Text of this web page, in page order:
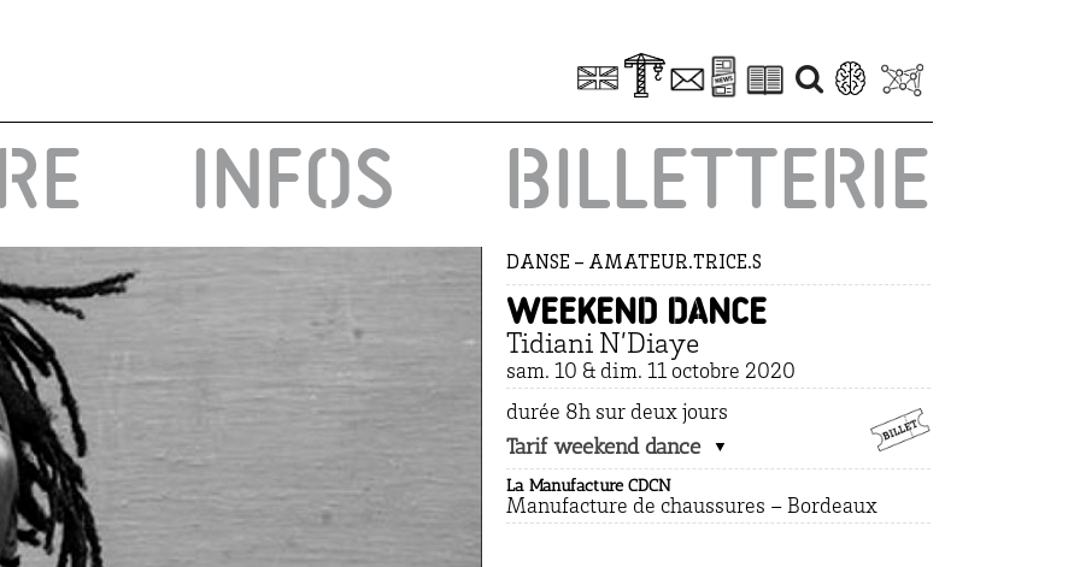
INFOS BILLETTERIE
DANSE – AMATEUR.TRICE.S
Weekend dance
Tidiani N’Diaye
sam. 10 & dim. 11 octobre 2020
durée 8h sur deux jours
Tarif weekend dance
La Manufacture CDCN
Manufacture de chaussures – Bordeaux